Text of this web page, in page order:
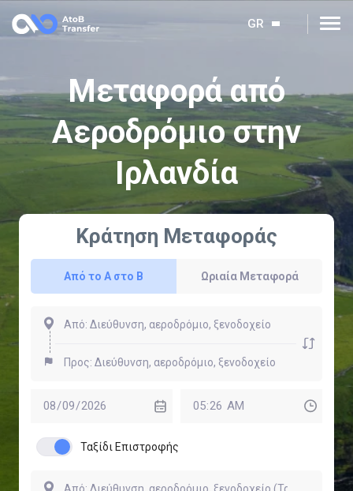
GR
Μεταφορά από
Αεροδρόμιο στην
Ιρλανδία
Κράτηση Μεταφοράς
Από το Α στο Β Ωριαία Μεταφορά
Ταξίδι Επιστροφής